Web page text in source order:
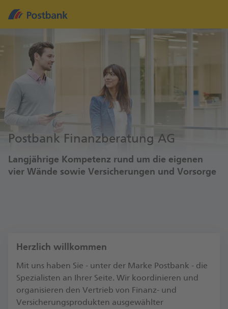
Postbank Finanzberatung AG
Langjährige Kompetenz rund um die eigenen
vier Wände sowie Versicherungen und Vorsorge
Herzlich willkommen
Mit uns haben Sie - unter der Marke Postbank - die
Spezialisten an Ihrer Seite. Wir koordinieren und
organisieren den Vertrieb von Finanz- und
Versicherungsprodukten ausgewählter